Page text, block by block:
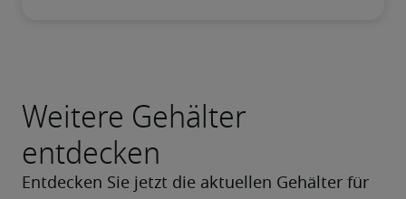
Weitere Gehälter
entdecken